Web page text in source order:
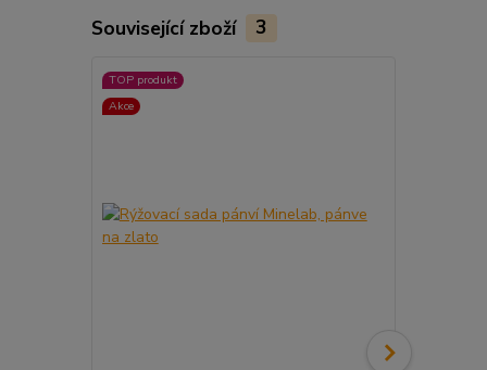
Související zboží 3
TOP produkt
Akce